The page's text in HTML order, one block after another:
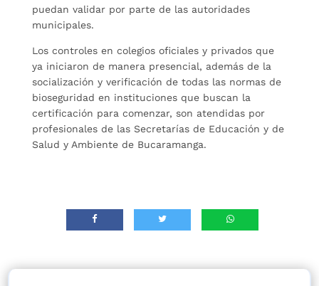
puedan validar por parte de las autoridades
municipales.
Los controles en colegios oficiales y privados que
ya iniciaron de manera presencial, además de la
socialización y verificación de todas las normas de
bioseguridad en instituciones que buscan la
certificación para comenzar, son atendidas por
profesionales de las Secretarías de Educación y de
Salud y Ambiente de Bucaramanga.